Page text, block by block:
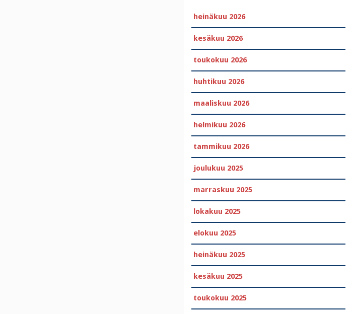
heinäkuu 2026
kesäkuu 2026
toukokuu 2026
huhtikuu 2026
maaliskuu 2026
helmikuu 2026
tammikuu 2026
joulukuu 2025
marraskuu 2025
lokakuu 2025
elokuu 2025
heinäkuu 2025
kesäkuu 2025
toukokuu 2025